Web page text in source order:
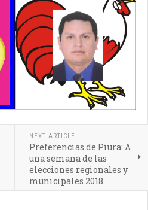
NEXT ARTICLE
Preferencias de Piura: A
una semana de las
elecciones regionales y
municipales 2018